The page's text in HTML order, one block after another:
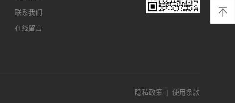
联系我们
在线留言
隐私政策 | 使用条款